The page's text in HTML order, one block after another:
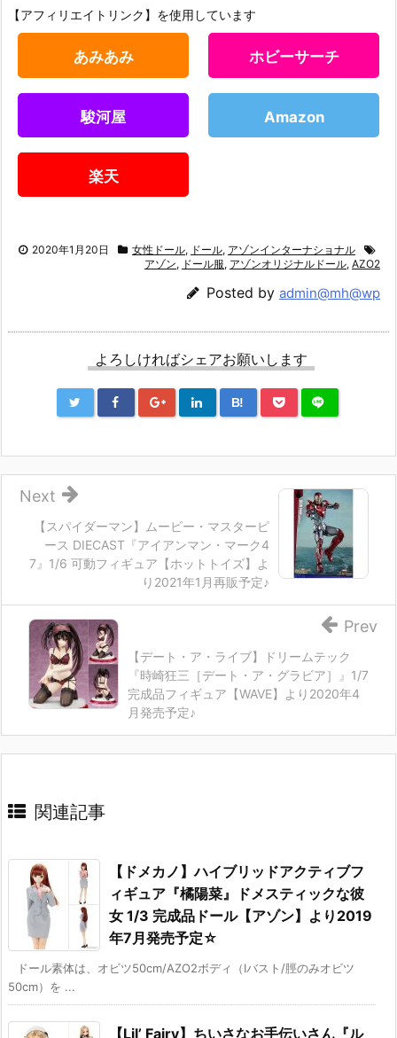
【アフィリエイトリンク】を使用しています
あみあみ ホビーサーチ
駿河屋 Amazon
楽天
2020年1月20日 女性ドール, ドール, アゾンインターナショナル
アゾン, ドール服, アゾンオリジナルドール, AZO2
Posted by admin@mh@wp
よろしければシェアお願いします
B!
【スパイダーマン】ムービー・マスターピ
ース DIECAST『アイアンマン・マーク4
7』1/6 可動フィギュア【ホットトイズ】よ
り2021年1月再販予定♪
Next
【デート・ア・ライブ】ドリームテック
『時崎狂三［デート・ア・グラビア］』1/7
完成品フィギュア【WAVE】より2020年4
月発売予定♪
Prev
関連記事
【ドメカノ】ハイブリッドアクティブフ
ィギュア『橘陽菜』ドメスティックな彼
女 1/3 完成品ドール【アゾン】より2019
年7月発売予定☆
ドール素体は、オビツ50cm/AZO2ボディ（Iバスト/脛のみオビツ
50cm）を ...
【Lil’ Fairy】ちいさなお手伝いさん『ル